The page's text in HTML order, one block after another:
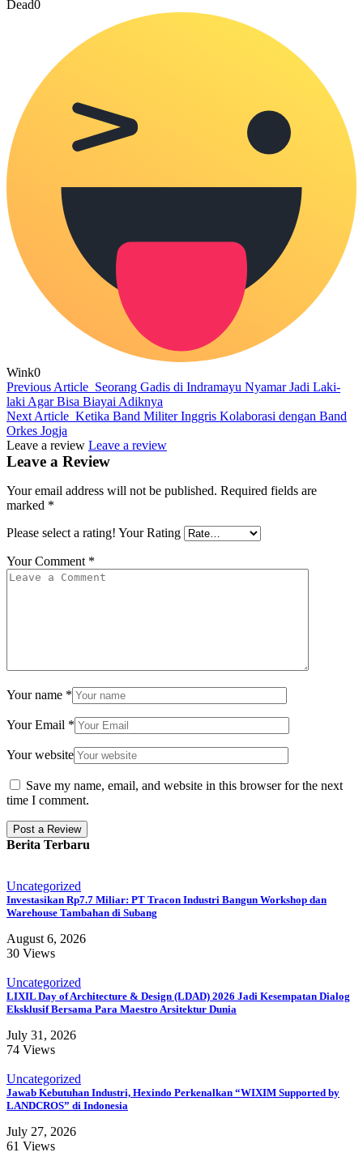
Dead0
Wink0
Previous Article Seorang Gadis di Indramayu Nyamar Jadi Laki-
laki Agar Bisa Biayai Adiknya
Next Article Ketika Band Militer Inggris Kolaborasi dengan Band
Orkes Jogja
Leave a review Leave a review
Leave a Review
Your email address will not be published. Required fields are
marked *
Please select a rating! Your Rating
Your Comment *
Your name *
Your Email *
Your website
Save my name, email, and website in this browser for the next
time I comment.
Berita Terbaru
Uncategorized
Investasikan Rp7.7 Miliar: PT Tracon Industri Bangun Workshop dan
Warehouse Tambahan di Subang
August 6, 2026
30 Views
Uncategorized
LIXIL Day of Architecture & Design (LDAD) 2026 Jadi Kesempatan Dialog
Eksklusif Bersama Para Maestro Arsitektur Dunia
July 31, 2026
74 Views
Uncategorized
Jawab Kebutuhan Industri, Hexindo Perkenalkan “WIXIM Supported by
LANDCROS” di Indonesia
July 27, 2026
61 Views